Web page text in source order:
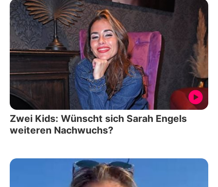
Zwei Kids: Wünscht sich Sarah Engels
weiteren Nachwuchs?